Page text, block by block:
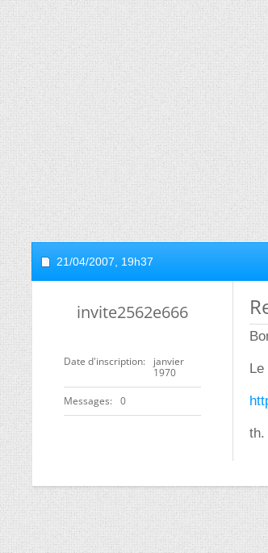
21/04/2007, 19h37
invite2562e666
Date d'inscription
janvier
1970
Messages 0
Le
th.